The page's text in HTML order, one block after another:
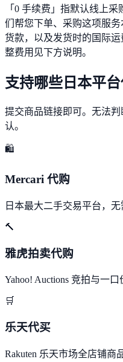
「0 手续费」指默认线上
们帮您下单、采购这项服
货款，以及发货时的国际
整费用见下方说明。
支持哪些日本平
提交商品链接即可。无法
认。
🛍️
Mercari 代购
日本最大二手交易平台，
🔨
雅虎拍卖代购
Yahoo! Auctions 竞拍与一口
🛒
乐天代买
Rakuten 乐天市场全店铺商